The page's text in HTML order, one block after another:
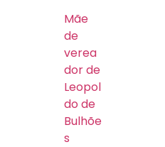
Mãe
de
verea
dor de
Leopol
do de
Bulhõe
s